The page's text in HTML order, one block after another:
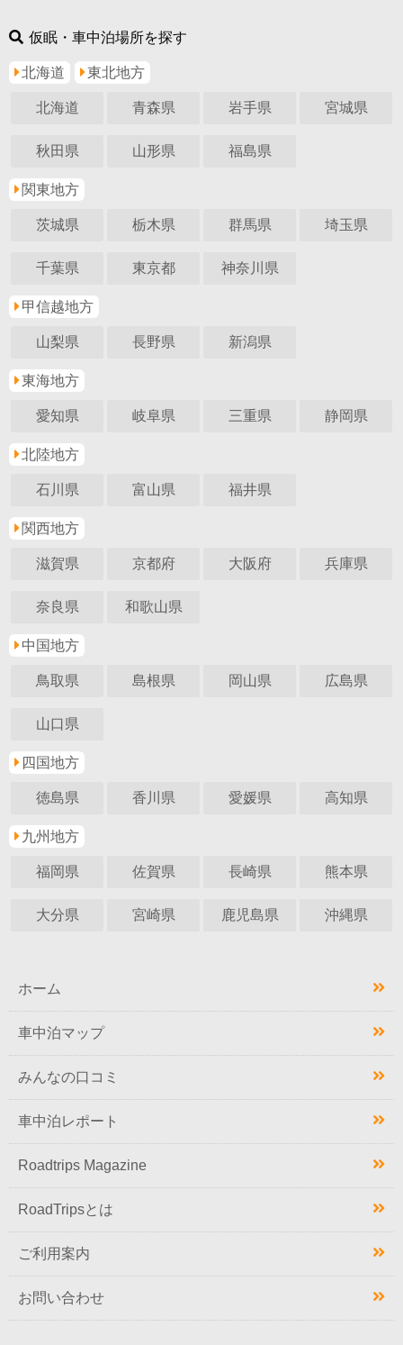
仮眠・車中泊場所を探す
北海道 東北地方
北海道 青森県 岩手県 宮城県
秋田県 山形県 福島県
関東地方
茨城県 栃木県 群馬県 埼玉県
千葉県 東京都 神奈川県
甲信越地方
山梨県 長野県 新潟県
東海地方
愛知県 岐阜県 三重県 静岡県
北陸地方
石川県 富山県 福井県
関西地方
滋賀県 京都府 大阪府 兵庫県
奈良県 和歌山県
中国地方
鳥取県 島根県 岡山県 広島県
山口県
四国地方
徳島県 香川県 愛媛県 高知県
九州地方
福岡県 佐賀県 長崎県 熊本県
大分県 宮崎県 鹿児島県 沖縄県
ホーム
車中泊マップ
みんなの口コミ
車中泊レポート
Roadtrips Magazine
RoadTripsとは
ご利用案内
お問い合わせ